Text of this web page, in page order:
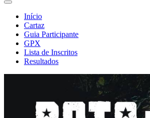
Início
Cartaz
Guia Participante
GPX
Lista de Inscritos
Resultados